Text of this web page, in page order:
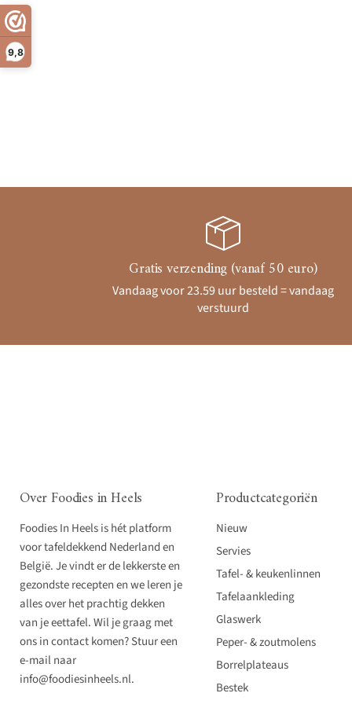
9,8
Gratis verzending (vanaf 50 euro)
Vandaag voor 23.59 uur besteld = vandaag
verstuurd
Over Foodies in Heels
Foodies In Heels is hét platform
voor tafeldekkend Nederland en
België. Je vindt er de lekkerste en
gezondste recepten en we leren je
alles over het prachtig dekken
van je eettafel. Wil je graag met
ons in contact komen? Stuur een
e-mail naar
info@foodiesinheels.nl.
Productcategoriën
Nieuw
Servies
Tafel- & keukenlinnen
Tafelaankleding
Glaswerk
Peper- & zoutmolens
Borrelplateaus
Bestek